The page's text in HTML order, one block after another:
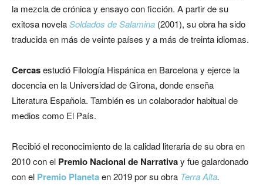
la mezcla de crónica y ensayo con ficción. A partir de su
exitosa novelaSoldados de Salamina (2001), su obra ha sido
traducida en más de veinte países y a más de treinta idiomas.
Cercasestudió Filología Hispánica en Barcelona y ejerce la
docencia en la Universidad de Girona, donde enseña
Literatura Española. También es un colaborador habitual de
medios como El País.
Recibió el reconocimiento de la calidad literaria de su obra en
2010 con el Premio Nacional de Narrativay fue galardonado
con el Premio Planetaen 2019 por su obra Terra Alta.